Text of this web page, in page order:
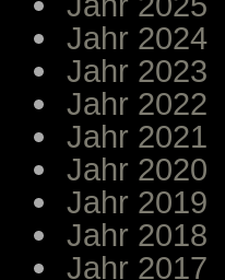
Jahr 2024
Jahr 2023
Jahr 2022
Jahr 2021
Jahr 2020
Jahr 2019
Jahr 2018
Jahr 2017